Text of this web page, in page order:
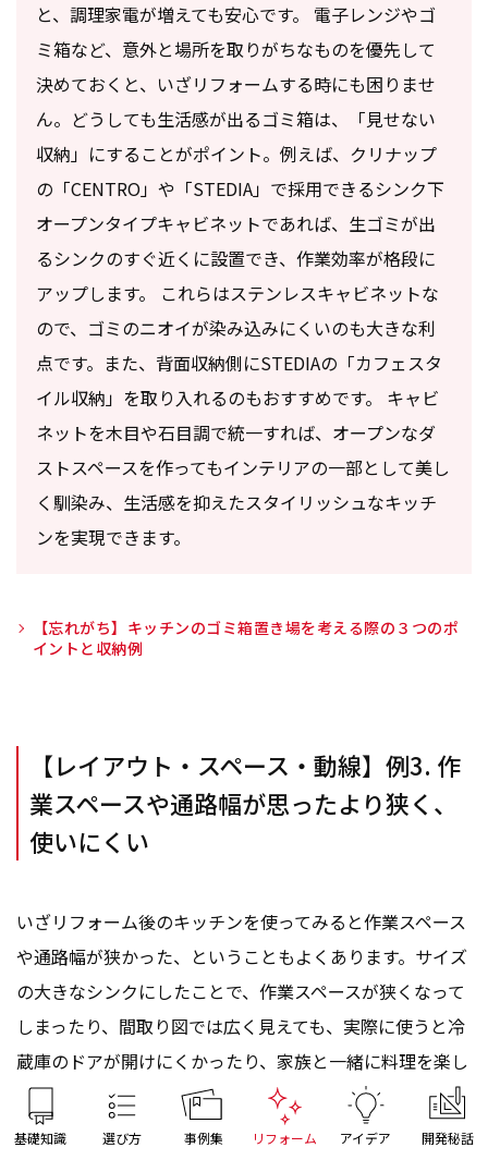
基礎知識 選び方 事例集 リフォーム アイデア 開発秘話
と、調理家電が増えても安心です。 電子レンジやゴ
ミ箱など、意外と場所を取りがちなものを優先して
決めておくと、いざリフォームする時にも困りませ
ん。どうしても生活感が出るゴミ箱は、「見せない
収納」にすることがポイント。例えば、クリナップ
の「CENTRO」や「STEDIA」で採用できるシンク下
オープンタイプキャビネットであれば、生ゴミが出
るシンクのすぐ近くに設置でき、作業効率が格段に
アップします。 これらはステンレスキャビネットな
ので、ゴミのニオイが染み込みにくいのも大きな利
点です。また、背面収納側にSTEDIAの「カフェスタ
イル収納」を取り入れるのもおすすめです。 キャビ
ネットを木目や石目調で統一すれば、オープンなダ
ストスペースを作ってもインテリアの一部として美し
く馴染み、生活感を抑えたスタイリッシュなキッチ
ンを実現できます。
【忘れがち】キッチンのゴミ箱置き場を考える際の３つのポ
イントと収納例
【レイアウト・スペース・動線】例3. 作
業スペースや通路幅が思ったより狭く、
使いにくい
いざリフォーム後のキッチンを使ってみると作業スペース
や通路幅が狭かった、ということもよくあります。サイズ
の大きなシンクにしたことで、作業スペースが狭くなって
しまったり、間取り図では広く見えても、実際に使うと冷
蔵庫のドアが開けにくかったり、家族と一緒に料理を楽し
みたいのに、すれ違う時にはギリギリなんてことも。